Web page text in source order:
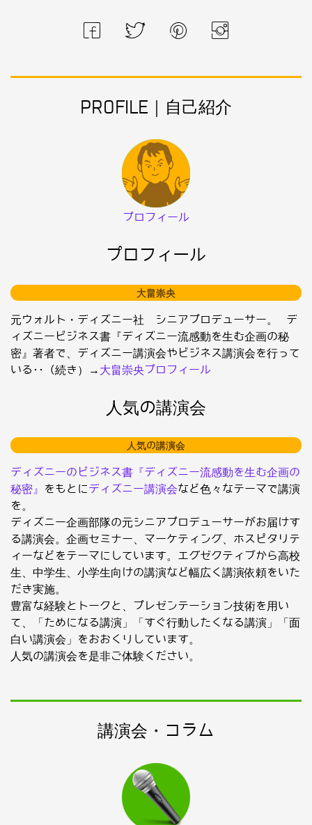
PROFILE｜自己紹介
プロフィール
プロフィール
大畠崇央
元ウォルト・ディズニー社 シニアプロデューサー。 デ
ィズニービジネス書『ディズニー流感動を生む企画の秘
密』著者で、ディズニー講演会やビジネス講演会を行って
いる･･（続き）→ 大畠崇央プロフィール
人気の講演会
人気の講演会
ディズニーのビジネス書『ディズニー流感動を生む企画の
秘密』
をもとにディズニー講演会など色々なテーマで講演
を。
ディズニー企画部隊の元シニアプロデューサーがお届けす
る講演会。企画セミナー、マーケティング、ホスピタリテ
ィーなどをテーマにしています。エグゼクティブから高校
生、中学生、小学生向けの講演など幅広く講演依頼をいた
だき実施。
豊富な経験とトークと、プレゼンテーション技術を用い
て、「ためになる講演」「すぐ行動したくなる講演」「面
白い講演会」をおおくりしています。
人気の講演会を是非ご体験ください。
講演会・コラム